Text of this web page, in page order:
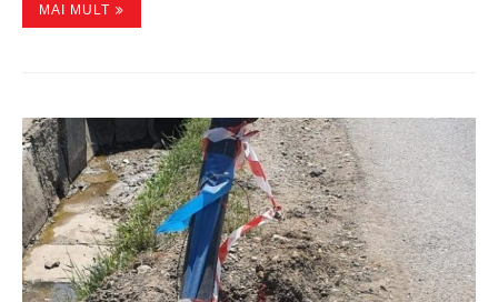
MAI MULT